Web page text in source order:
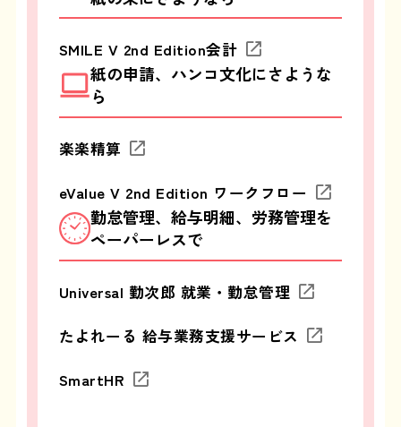
SMILE V 2nd Edition会計
紙の申請、ハンコ文化にさような
ら
楽楽精算
eValue V 2nd Edition ワークフロー
勤怠管理、給与明細、労務管理を
ペーパーレスで
Universal 勤次郎 就業・勤怠管理
たよれーる 給与業務支援サービス
SmartHR